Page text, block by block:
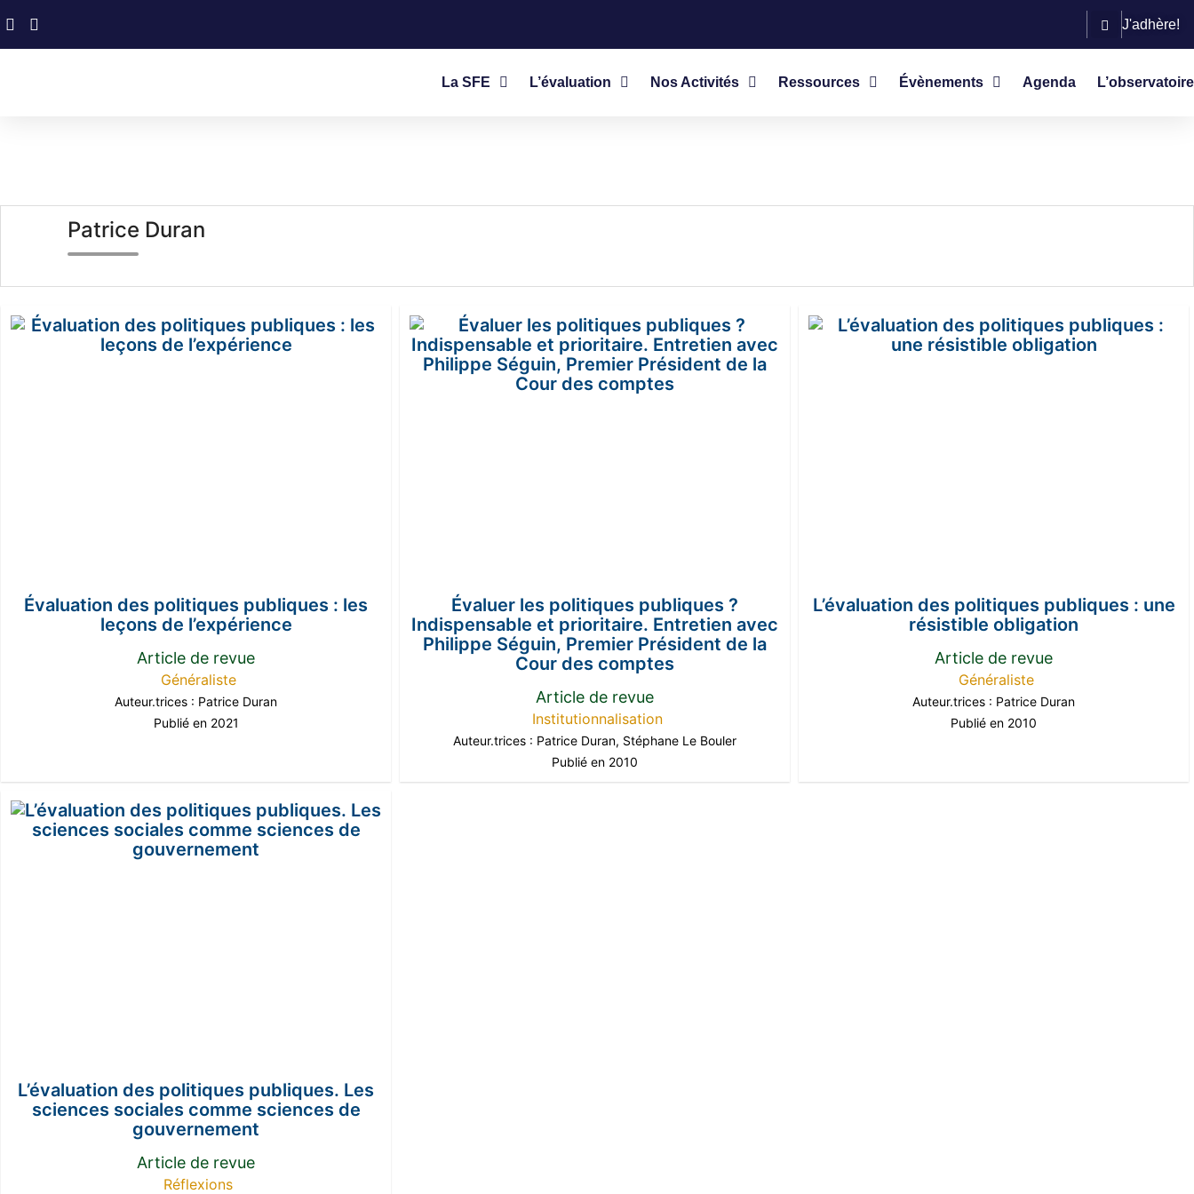
J'adhère!
La SFE L’évaluation Nos Activités Ressources Évènements Agenda L’observatoire
Patrice Duran
Évaluation des politiques publiques : les
leçons de l’expérience
Article de revue
Généraliste
Auteur.trices : Patrice Duran
Publié en 2021
Évaluer les politiques publiques ?
Indispensable et prioritaire. Entretien avec
Philippe Séguin, Premier Président de la
Cour des comptes
Article de revue
Institutionnalisation
Auteur.trices : Patrice Duran, Stéphane Le Bouler
Publié en 2010
L’évaluation des politiques publiques : une
résistible obligation
Article de revue
Généraliste
Auteur.trices : Patrice Duran
Publié en 2010
L’évaluation des politiques publiques. Les
sciences sociales comme sciences de
gouvernement
Article de revue
Réflexions